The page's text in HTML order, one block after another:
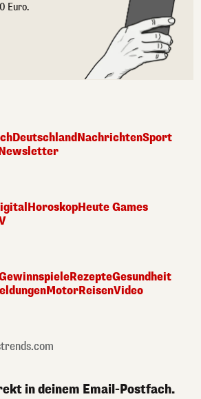
Euro.
DeutschlandNachrichtenSport
HoroskopHeute Games
RezepteGesundheit
MotorReisenVideo
in deinem Email-Postfach.